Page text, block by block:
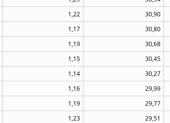
1,22 30,90
1,17 30,80
1,19 30,68
1,15 30,45
1,14 30,27
1,16 29,99
1,19 29,77
1,23 29,51